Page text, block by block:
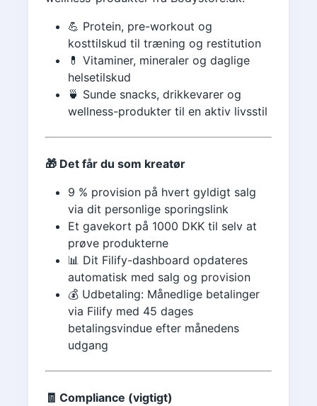
💪 Protein, pre-workout og
kosttilskud til træning og restitution
💊 Vitaminer, mineraler og daglige
helsetilskud
🍵 Sunde snacks, drikkevarer og
wellness-produkter til en aktiv livsstil
🎁 Det får du som kreatør
9 % provision på hvert gyldigt salg
via dit personlige sporingslink
Et gavekort på 1000 DKK til selv at
prøve produkterne
📊 Dit Filify-dashboard opdateres
automatisk med salg og provision
💰 Udbetaling: Månedlige betalinger
via Filify med 45 dages
betalingsvindue efter månedens
udgang
🧾 Compliance (vigtigt)